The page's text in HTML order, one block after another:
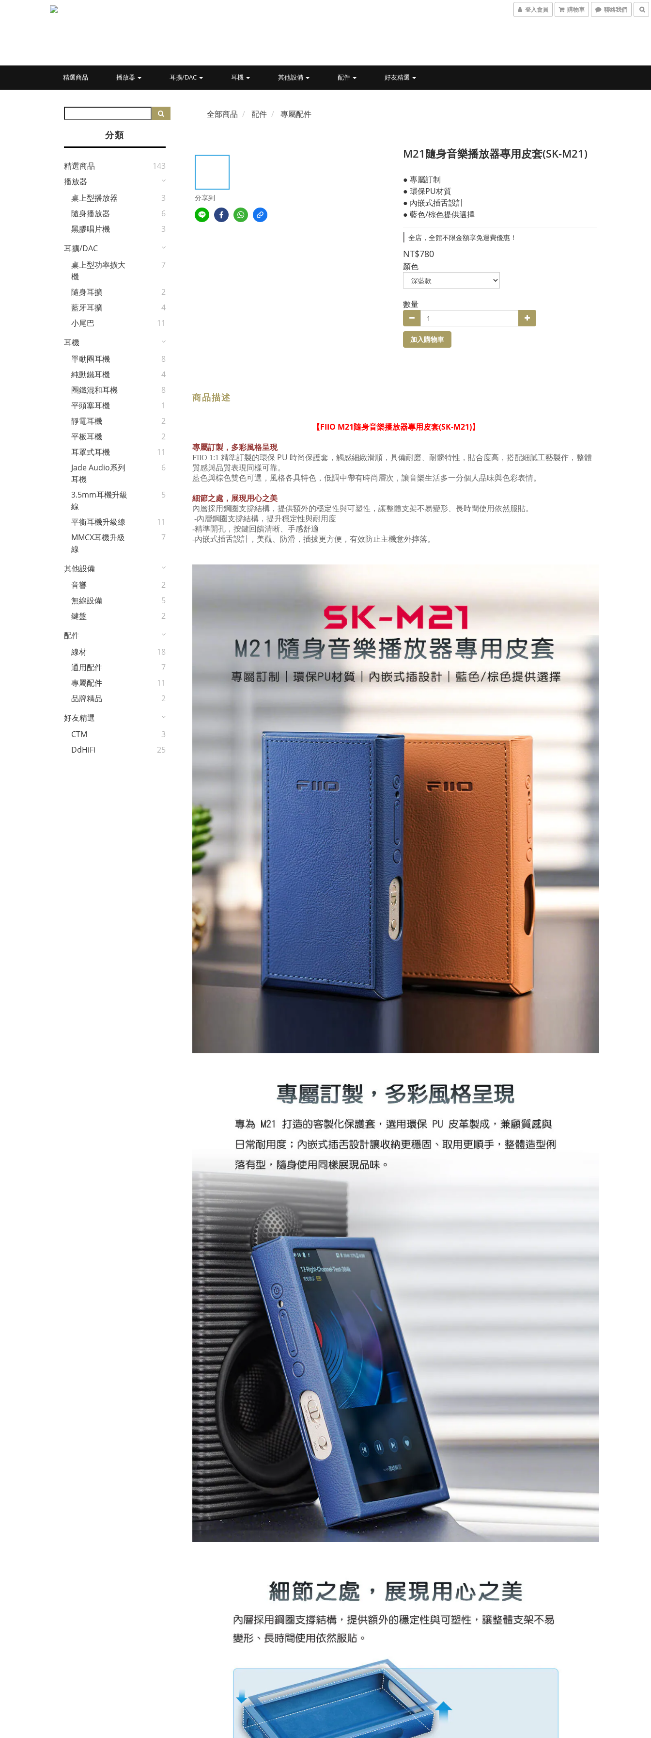
登入會員 購物車 聯絡我們
精選商品 播放器 耳擴/DAC 耳機 其他設備 配件 好友精選
分類
精選商品
143
播放器
桌上型播放器
3
隨身播放器
6
黑膠唱片機
3
耳擴/DAC
桌上型功率擴大
機
7
隨身耳擴
2
藍牙耳擴
4
小尾巴
11
耳機
單動圈耳機
8
純動鐵耳機
4
圈鐵混和耳機
8
平頭塞耳機
1
靜電耳機
2
平板耳機
2
耳罩式耳機
11
Jade Audio系列
耳機
6
3.5mm耳機升級
線
5
平衡耳機升級線
11
MMCX耳機升級
線
7
其他設備
音響
2
無線設備
5
鍵盤
2
配件
線材
18
通用配件
7
專屬配件
11
品牌精品
2
好友精選
CTM
3
DdHiFi
25
全部商品 配件 專屬配件
分享到
M21隨身音樂播放器專用皮套(SK-M21)
● 專屬訂制
● 環保PU材質
● 內嵌式插舌設計
● 藍色/棕色提供選擇
全店，全館不限金額享免運費優惠！
NT$780
顏色
數量
加入購物車
商品描述
【FIIO M21 隨身音樂播放器專用皮套(SK-M21)】
專屬訂製，多彩風格呈現
FIIO 1:1 精準訂製的環保 PU 時尚保護套，觸感細緻滑順，具備耐磨、耐髒特性，貼合度高，搭配細膩工藝製作，整體
質感與品質表現同樣可靠。
藍色與棕色雙色可選，風格各具特色，低調中帶有時尚層次，讓音樂生活多一分個人品味與色彩表情。
細節之處，展現用心之美
內層採用鋼圈支撐結構，提供額外的穩定性與可塑性，讓整體支架不易變形、長時間使用依然服貼。
-內層鋼圈支撐結構，提升穩定性與耐用度
-精準開孔，按鍵回饋清晰、手感舒適
-內嵌式插舌設計，美觀、防滑，插拔更方便，有效防止主機意外摔落。